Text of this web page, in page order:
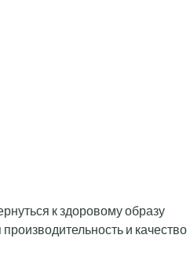
и качество